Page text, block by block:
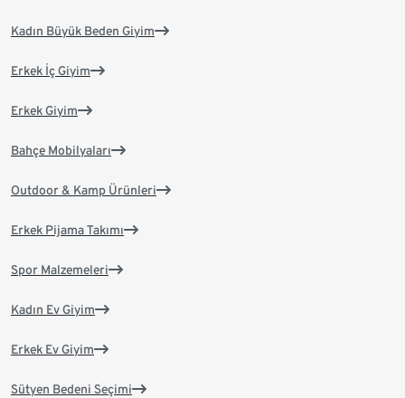
Kadın Büyük Beden Giyim
Erkek İç Giyim
Erkek Giyim
Bahçe Mobilyaları
Outdoor & Kamp Ürünleri
Erkek Pijama Takımı
Spor Malzemeleri
Kadın Ev Giyim
Erkek Ev Giyim
Sütyen Bedeni Seçimi